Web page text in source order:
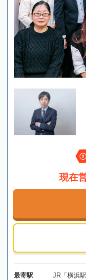
現在
最寄駅 JR「横浜